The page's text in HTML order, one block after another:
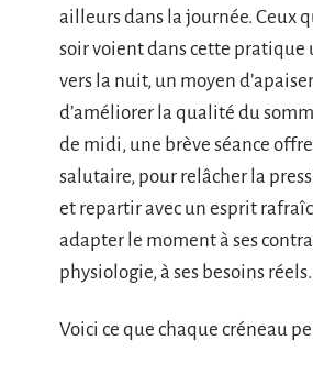
ailleurs dans la journée. Ceux
soir voient dans cette pratique
vers la nuit, un moyen
d’améliorer la qualité du
de midi, une brève séance
salutaire, pour relâcher la
et repartir avec un esprit
adapter le moment à ses
physiologie, à ses besoins réels.
Voici ce que chaque créneau